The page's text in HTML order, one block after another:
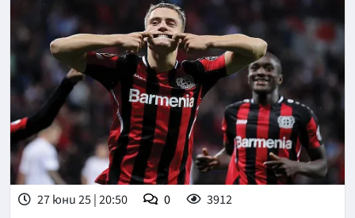
27 юни 25 | 20:50 0 3912